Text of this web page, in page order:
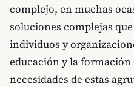
complejo, en muchas
soluciones complejas
individuos y
educación y la formación
necesidades de estas